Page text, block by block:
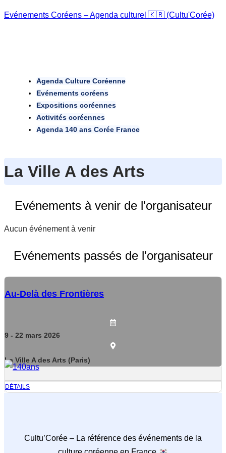
Evénements Coréens – Agenda culturel 🇰🇷 (Cultu'Corée)
Agenda Culture Coréenne
Evénements coréens
Expositions coréennes
Activités coréennes
Agenda 140 ans Corée France
La Ville A des Arts
Evénements à venir de l'organisateur
Aucun événement à venir
Evénements passés de l'organisateur
Au-Delà des Frontières
9 - 22 mars 2026
La Ville A des Arts (Paris)
DÉTAILS
Cultu’Corée – La référence des événements de la